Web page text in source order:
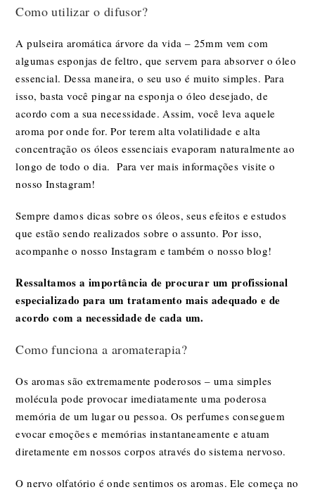
Como utilizar o difusor?
A pulseira aromática árvore da vida – 25mm vem com
algumas esponjas de feltro, que servem para absorver o óleo
essencial. Dessa maneira, o seu uso é muito simples. Para
isso, basta você pingar na esponja o óleo desejado, de
acordo com a sua necessidade. Assim, você leva aquele
aroma por onde for. Por terem alta volatilidade e alta
concentração os óleos essenciais evaporam naturalmente ao
longo de todo o dia. Para ver mais informações visite o
nosso Instagram!
Sempre damos dicas sobre os óleos, seus efeitos e estudos
que estão sendo realizados sobre o assunto. Por isso,
acompanhe o nosso Instagram e também o nosso blog!
Ressaltamos a importância de procurar um profissional
especializado para um tratamento mais adequado e de
acordo com a necessidade de cada um.
Como funciona a aromaterapia?
Os aromas são extremamente poderosos – uma simples
molécula pode provocar imediatamente uma poderosa
memória de um lugar ou pessoa. Os perfumes conseguem
evocar emoções e memórias instantaneamente e atuam
diretamente em nossos corpos através do sistema nervoso.
O nervo olfatório é onde sentimos os aromas. Ele começa no